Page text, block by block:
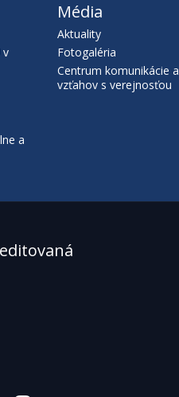
v
a
Média
Aktuality
Fotogaléria
Centrum komunikácie a
vzťahov s verejnosťou